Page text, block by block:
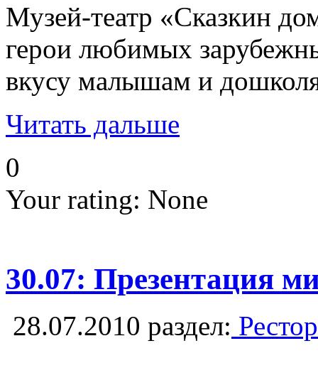
Музей-театр «Сказкин
герои любимых
вкусу малышам и
Читать дальше
0
Your rating: None
30.07: Презентация
28.07.2010 раздел: